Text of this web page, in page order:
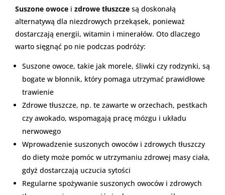
Suszone owoce i zdrowe tłuszcze są doskonałą
alternatywą dla niezdrowych przekąsek, ponieważ
dostarczają energii, witamin i minerałów. Oto dlaczego
warto sięgnąć po nie podczas podróży:
Suszone owoce, takie jak morele, śliwki czy rodzynki, są
bogate w błonnik, który pomaga utrzymać prawidłowe
trawienie
Zdrowe tłuszcze, np. te zawarte w orzechach, pestkach
czy awokado, wspomagają pracę mózgu i układu
nerwowego
Wprowadzenie suszonych owoców i zdrowych tłuszczy
do diety może pomóc w utrzymaniu zdrowej masy ciała,
gdyż dostarczają uczucia sytości
Regularne spożywanie suszonych owoców i zdrowych